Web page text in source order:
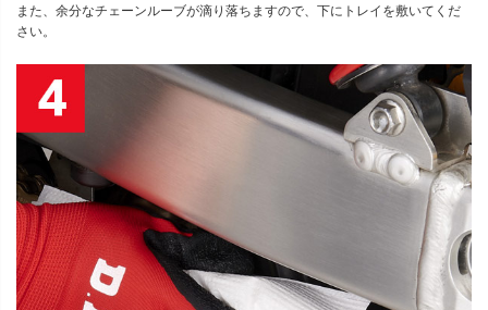
また、余分なチェーンルーブが滴り落ちますので、下にトレイを敷いてくだ
さい。